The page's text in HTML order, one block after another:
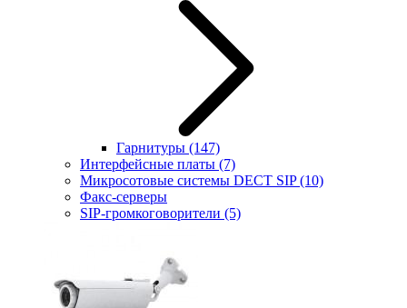
Гарнитуры (147)
Интерфейсные платы (7)
Микросотовые системы DECT SIP(10)
Факс-серверы
SIP-громкоговорители (5)